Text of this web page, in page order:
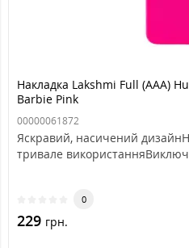
Накладка Lakshmi Full (AAA)
Barbie Pink
00000061872
Яскравий, насичений
тривале
0
229 грн.